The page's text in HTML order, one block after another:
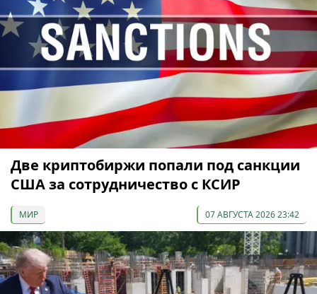
Две криптобиржи попали под санкции
США за сотрудничество с КСИР
МИР 07 АВГУСТА 2026 23:42